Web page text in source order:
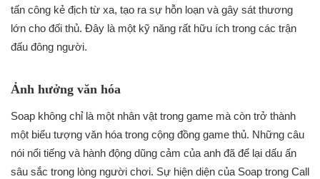
tấn công kẻ địch từ xa, tạo ra sự hỗn loạn và gây sát thương
lớn cho đối thủ. Đây là một kỹ năng rất hữu ích trong các trận
đấu đông người.
Ảnh hưởng văn hóa
Soap không chỉ là một nhân vật trong game mà còn trở thành
một biểu tượng văn hóa trong cộng đồng game thủ. Những câu
nói nổi tiếng và hành động dũng cảm của anh đã để lại dấu ấn
sâu sắc trong lòng người chơi. Sự hiện diện của Soap trong Call